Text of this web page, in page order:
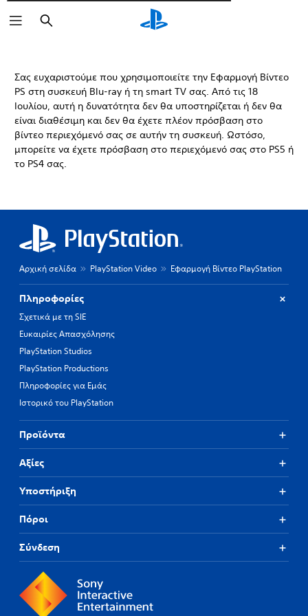
Αναζήτηση
Σας ευχαριστούμε που χρησιμοποιείτε την Εφαρμογή Βίντεο
PS στη συσκευή Blu-ray ή τη smart TV σας. Από τις 18
Ιουλίου, αυτή η δυνατότητα δεν θα υποστηρίζεται ή δεν θα
είναι διαθέσιμη και δεν θα έχετε πλέον πρόσβαση στο
βίντεο περιεχόμενό σας σε αυτήν τη συσκευή. Ωστόσο,
μπορείτε να έχετε πρόσβαση στο περιεχόμενό σας στο PS5 ή
το PS4 σας.
Αρχική σελίδα PlayStation Video Εφαρμογή Βίντεο PlayStation
Πληροφορίες
Σχετικά με τη SIE
Ευκαιρίες Απασχόλησης
PlayStation Studios
PlayStation Productions
Πληροφορίες για Εμάς
Ιστορικό του PlayStation
Προϊόντα
Αξίες
Υποστήριξη
Πόροι
Σύνδεση